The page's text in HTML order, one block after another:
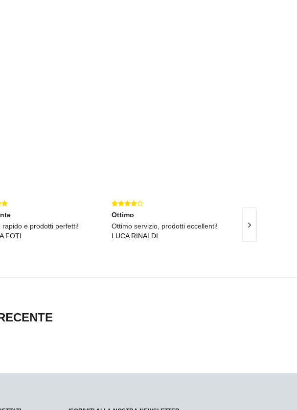
rapido e prodotti perfetti!
FOTI
Ottimo
Ottimo servizio, prodotti eccellenti!
LUCA RINALDI
Consegna